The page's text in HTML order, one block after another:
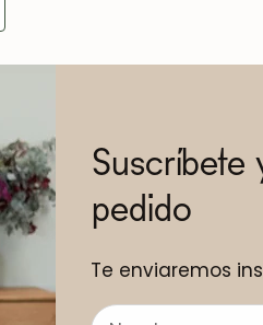
pedido
Te enviaremos